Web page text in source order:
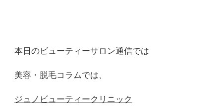
本日のビューティーサロン通信では
美容・脱毛コラムでは、
ジュノビューティークリニック